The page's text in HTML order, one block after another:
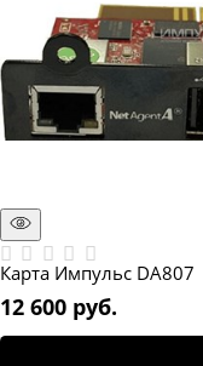
Карта Импульс DA807
12 600 руб.